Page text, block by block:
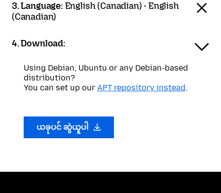
3. Language: English (Canadian) - English
(Canadian)
4. Download:
Using Debian, Ubuntu or any Debian-based
distribution?
You can set up our APT repository instead.
ယခုပင် ဆွဲယူပါ